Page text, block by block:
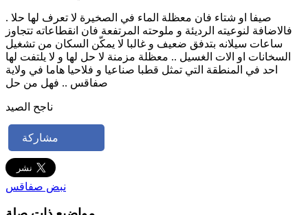
صيفا او شتاء فان معظلة الماء في الصخيرة لا تعرف لها حلا .
فالاضافة لنوعيته الرديئة و ملوحته المرتفعة فان انقطاعاته تتجاوز
ساعات سيلانه بتدفق ضعيف و غالبا لا يمكّن السكان من تشغيل
السخانات او الات الغسيل .. معظلة مزمنة لا حل لها و لا يلتفت لها
احد في المنطقة التي تمثل قطبا صناعيا و فلاحيا هاما في ولاية
صفاقس .. فهل من حل
ناجح الصيد
مشاركة
نبض صفاقس